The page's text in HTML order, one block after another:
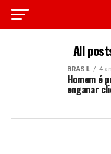
All
BRASIL 4
Homem é
enganar